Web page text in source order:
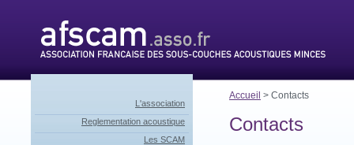
L'association
Reglementation acoustique
Les SCAM
Accueil > Contacts
Contacts